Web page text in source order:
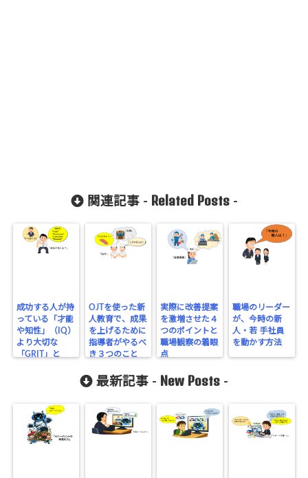
関連記事 - Related Posts-
成功する人が持
っている「才能
や知性」（IQ）
より大切な
「GRIT」と
OJTを使った新
人教育で、成果
を上げるために
指導者がやるべ
き３つのこと
実際に改善提案
を激増させた４
つのポイントと
職場観察の着眼
点
職場のリーダー
が、今時の新
人・若 手社員
を動かす方法
最新記事 - New Posts -